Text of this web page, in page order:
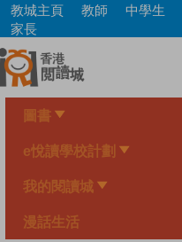
Skip
main
content
教城主頁 教師 中學生
家長
圖書
e悅讀學校計劃
我的閱讀城
漫話生活